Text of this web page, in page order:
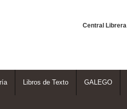
Central Librera
Libros de Texto GALEGO